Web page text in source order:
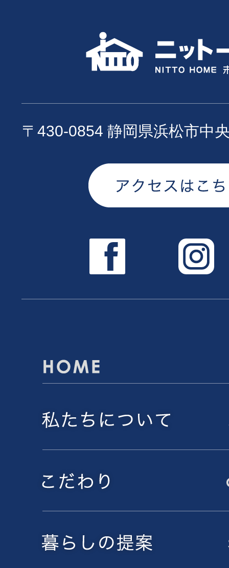
〒430-0854 静岡県浜松市中